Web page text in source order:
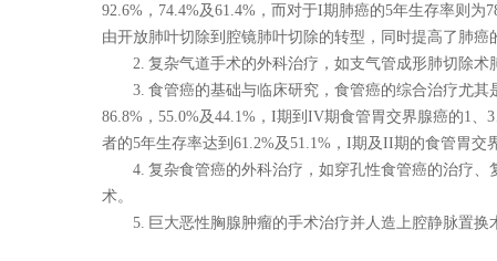
92.6%，74.4%及61.4%，而对于I期肺癌的5年生存率则
由开放肺叶切除到腔镜肺叶切除的转型，同时提高了肺癌
2. 复杂气道手术的外科治疗，如支气管成形肺切除术
3. 食管癌的基础与临床研究，食管癌的综合治疗尤其
86.8%，55.0%及44.1%，I期到IV期食管胃交界腺癌的1
者的5年生存率达到61.2%及51.1%，I期及II期的食管胃交
4. 复杂食管癌的外科治疗，如穿孔性食管癌的治疗、
术。
5. 巨大恶性胸腺肿瘤的手术治疗并人造上腔静脉置换